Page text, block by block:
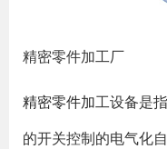
精密零件加工厂
精密零件加工设备是
的开关控制的电气化